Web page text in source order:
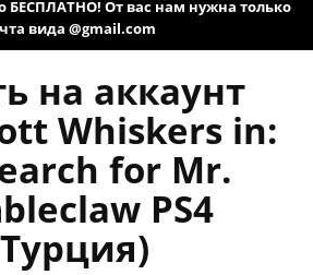
БЕСПЛАТНО! От вас нам нужна только
вида @gmail.com
на аккаунт
Whiskers in:
for Mr.
PS4